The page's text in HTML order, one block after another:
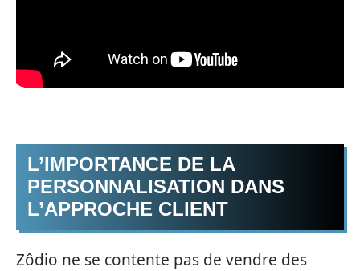
L’IMPORTANCE DE LA
PERSONNALISATION DANS
L’APPROCHE CLIENT
Zôdio ne se contente pas de vendre des